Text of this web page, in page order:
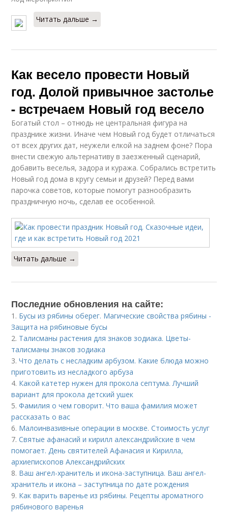
Читать дальше →
Как весело провести Новый
год. Долой привычное застолье
- встречаем Новый год весело
Богатый стол – отнюдь не центральная фигура на
празднике жизни. Иначе чем Новый год будет отличаться
от всех других дат, неужели елкой на заднем фоне? Пора
внести свежую альтернативу в заезженный сценарий,
добавить веселья, задора и куража. Собрались встретить
Новый год дома в кругу семьи и друзей? Перед вами
парочка советов, которые помогут разнообразить
праздничную ночь, сделав ее особенной.
Читать дальше →
Последние обновления на сайте:
1. Бусы из рябины оберег. Магические свойства рябины -
Защита на рябиновые бусы
2. Талисманы растения для знаков зодиака. Цветы-
талисманы знаков зодиака
3.Что делать с несладким арбузом. Какие блюда можно
приготовить из несладкого арбуза
4. Какой катетер нужен для прокола септума. Лучший
вариант для прокола детский ушек
5.Фамилия о чем говорит. Что ваша фамилия может
рассказать о вас
6. Малоинвазивные операции в москве. Стоимость услуг
7.Святые афанасий и кирилл александрийские в чем
помогает. День святителей Афанасия и Кирилла,
архиепископов Александрийских
8. Ваш ангел-хранитель и икона-заступница. Ваш ангел-
хранитель и икона – заступница по дате рождения
9. Как варить варенье из рябины. Рецепты ароматного
рябинового варенья